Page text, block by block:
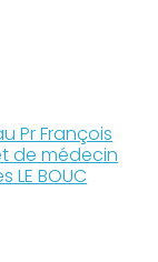
Pr François
de médecin
LE BOUC